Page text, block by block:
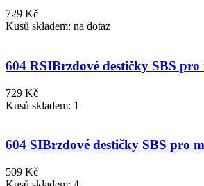
729 Kč
Kusů skladem: na dotaz
604 RSIBrzdové destičky SBS
729 Kč
Kusů skladem: 1
604 SIBrzdové destičky SBS pro
509 Kč